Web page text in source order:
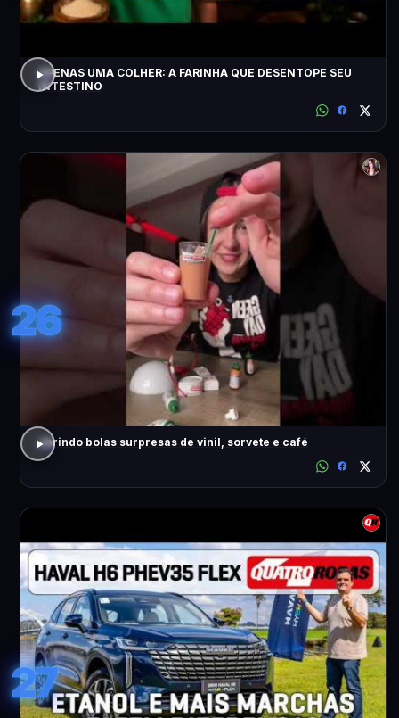
APENAS UMA COLHER: A FARINHA QUE DESENTOPE SEU
INTESTINO
26
abrindo bolas surpresas de vinil, sorvete e café
27